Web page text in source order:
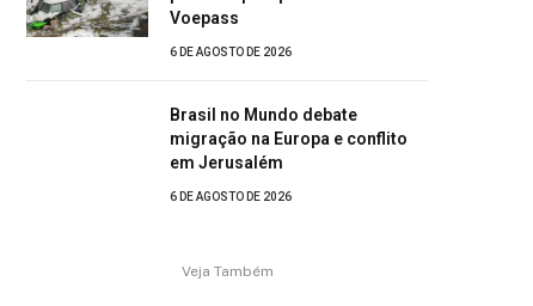
Voepass
6 DE AGOSTO DE 2026
Brasil no Mundo debate
migração na Europa e conflito
em Jerusalém
6 DE AGOSTO DE 2026
Veja Também